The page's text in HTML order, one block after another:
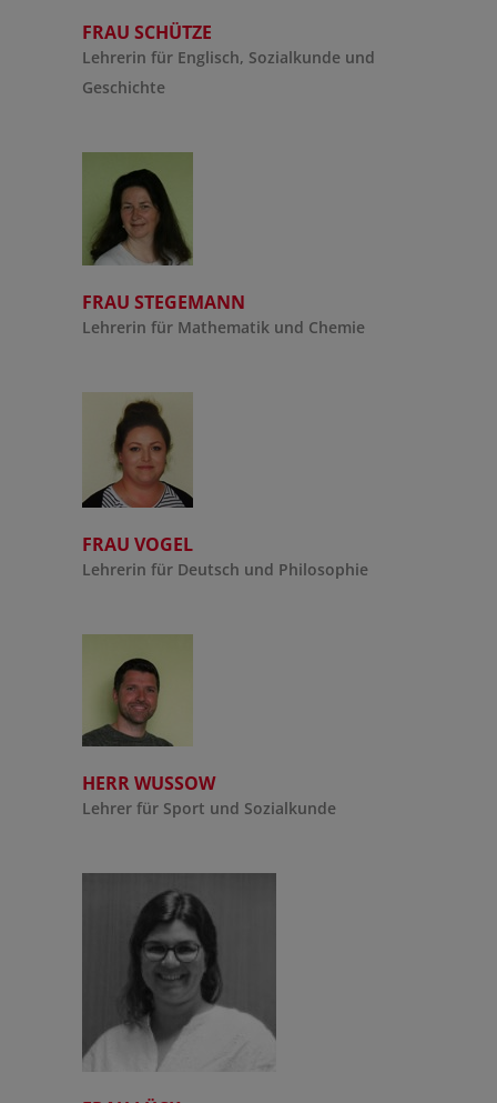
FRAU SCHÜTZE
Lehrerin für Englisch, Sozialkunde und
Geschichte
FRAU STEGEMANN
Lehrerin für Mathematik und Chemie
FRAU VOGEL
Lehrerin für Deutsch und Philosophie
HERR WUSSOW
Lehrer für Sport und Sozialkunde